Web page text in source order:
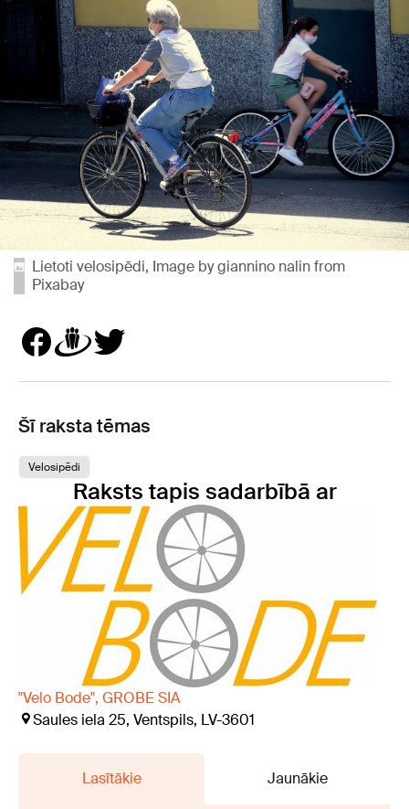
Lietoti velosipēdi, Image by giannino nalin from
Pixabay
Šī raksta tēmas
Velosipēdi
Raksts tapis sadarbībā ar
"Velo Bode", GROBE SIA
Saules iela 25, Ventspils, LV-3601
Lasītākie Jaunākie